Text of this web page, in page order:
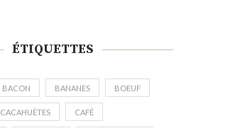
ÉTIQUETTES
BACON BANANES BOEUF
CACAHUÈTES CAFÉ